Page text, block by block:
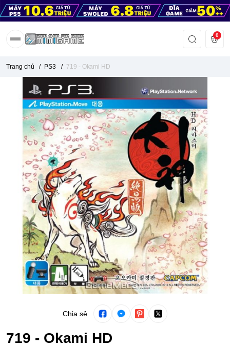
0
Trang chủ / PS3 / 719 - Okami HD
Chia sẻ
719 - Okami HD